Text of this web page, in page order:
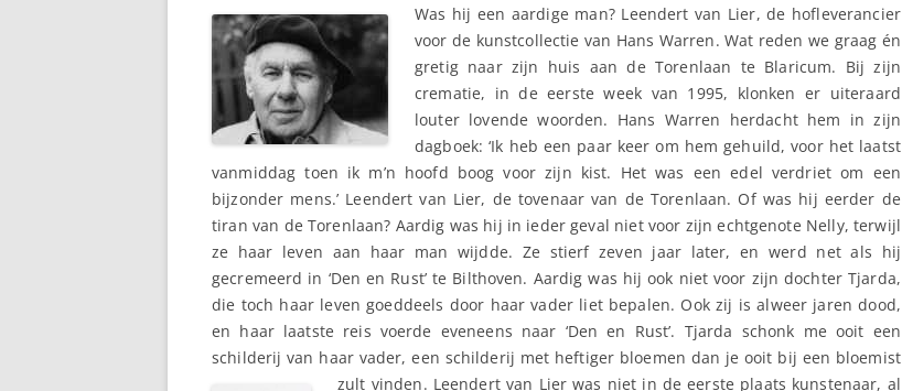
Was hij een aardige man? Leendert van Lier, de hofleverancier
voor de kunstcollectie van Hans Warren. Wat reden we graag én
gretig naar zijn huis aan de Torenlaan te Blaricum. Bij zijn
crematie, in de eerste week van 1995, klonken er uiteraard
louter lovende woorden. Hans Warren herdacht hem in zijn
dagboek: ‘Ik heb een paar keer om hem gehuild, voor het laatst
vanmiddag toen ik m’n hoofd boog voor zijn kist. Het was een edel verdriet om een
bijzonder mens.’ Leendert van Lier, de tovenaar van de Torenlaan. Of was hij eerder de
tiran van de Torenlaan? Aardig was hij in ieder geval niet voor zijn echtgenote Nelly, terwijl
ze haar leven aan haar man wijdde. Ze stierf zeven jaar later, en werd net als hij
gecremeerd in ‘Den en Rust’ te Bilthoven. Aardig was hij ook niet voor zijn dochter Tjarda,
die toch haar leven goeddeels door haar vader liet bepalen. Ook zij is alweer jaren dood,
en haar laatste reis voerde eveneens naar ‘Den en Rust’. Tjarda schonk me ooit een
schilderij van haar vader, een schilderij met heftiger bloemen dan je ooit bij een bloemist
zult vinden. Leendert van Lier was niet in de eerste plaats kunstenaar, al